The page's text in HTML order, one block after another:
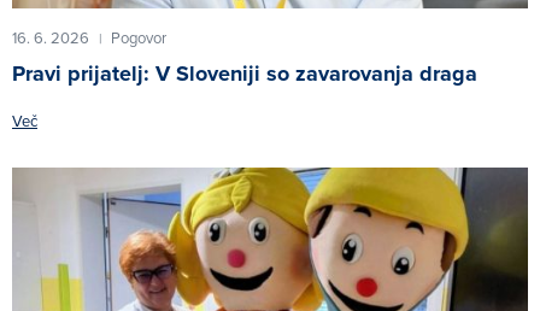
16. 6. 2026 | Pogovor
Pravi prijatelj: V Sloveniji so zavarovanja draga
Več